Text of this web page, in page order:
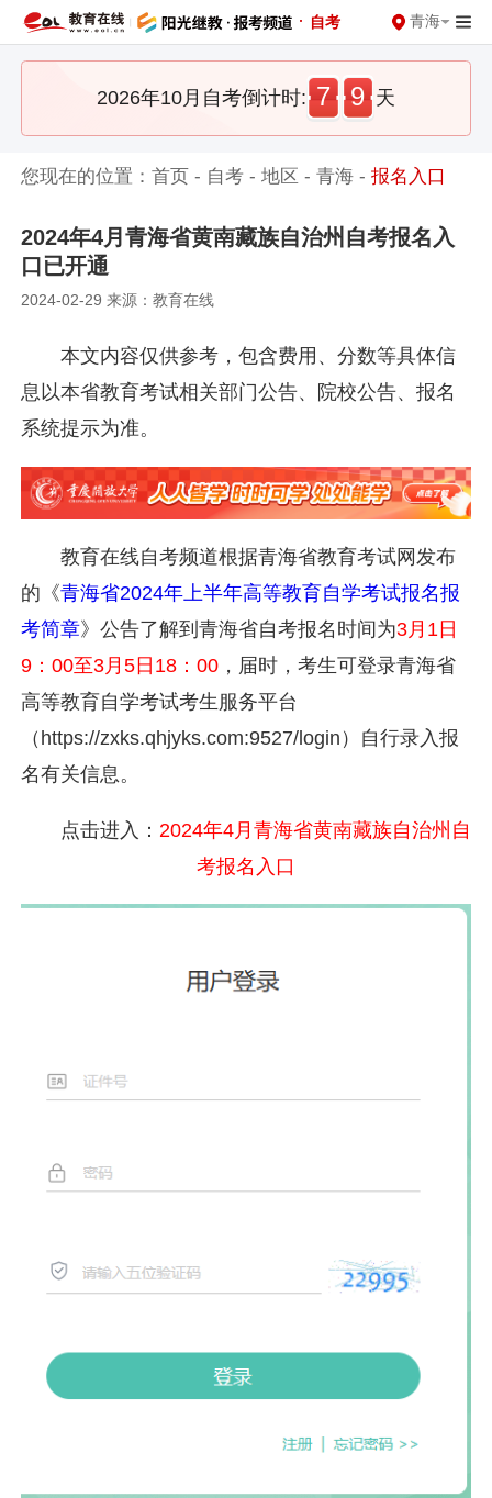
· 自考 青海
2026年10月自考倒计时: 7 9 天
您现在的位置：首页 - 自考 -地区 -青海 -报名入口
2024年4月青海省黄南藏族自治州自考报名入
口已开通
2024-02-29 来源：教育在线
本文内容仅供参考，包含费用、分数等具体信
息以本省教育考试相关部门公告、院校公告、报名
系统提示为准。
教育在线自考频道根据青海省教育考试网发布
的《青海省2024年上半年高等教育自学考试报名报
考简章》公告了解到青海省自考报名时间为3月1日
9：00至3月5日18：00 ，届时，考生可登录青海省
高等教育自学考试考生服务平台
（https://zxks.qhjyks.com:9527/login）自行录入报
名有关信息。
点击进入： 2024年4月青海省黄南藏族自治州自
考报名入口